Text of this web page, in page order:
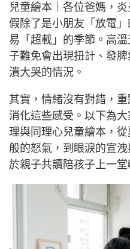
兒童繪本｜各位爸媽，
假除了是小朋友「放電
易「超載」的季節。高
子難免會出現扭計、發
潰大哭的情況。
其實，情緒沒有對錯，
消化這些感受。以下為
理與同理心兒童繪本，
般的怒氣，到眼淚的宣
於親子共讀陪孩子上一堂